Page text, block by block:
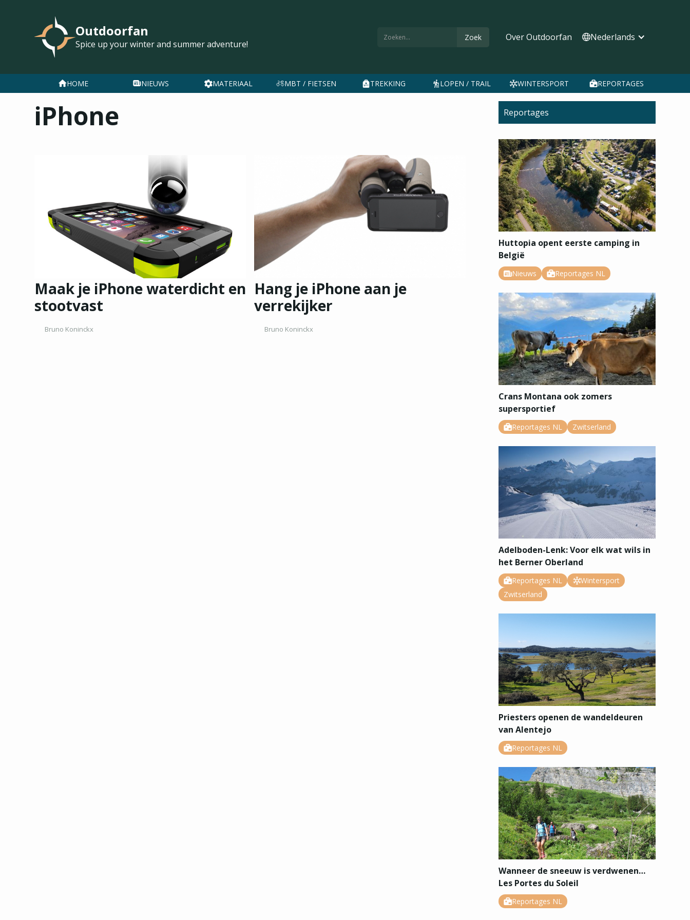
Outdoorfan
Spice up your winter and summer adventure!
Over Outdoorfan Nederlands
HOME NIEUWS MATERIAAL MBT / FIETSEN TREKKING LOPEN / TRAIL WINTERSPORT REPORTAGES
iPhone
Maak je iPhone waterdicht en
stootvast
Bruno Koninckx
Hang je iPhone aan je
verrekijker
Bruno Koninckx
Reportages
Huttopia opent eerste camping in
België
Nieuws Reportages NL
Crans Montana ook zomers
supersportief
Reportages NL Zwitserland
Adelboden-Lenk: Voor elk wat wils in
het Berner Oberland
Reportages NL
Wintersport
Zwitserland
Priesters openen de wandeldeuren
van Alentejo
Reportages NL
Wanneer de sneeuw is verdwenen…
Les Portes du Soleil
Reportages NL